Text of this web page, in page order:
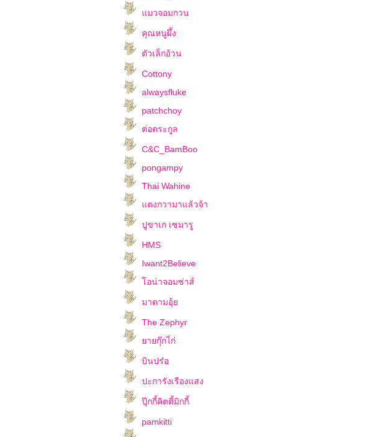
มวจอมกวน
คุณหนูผึ้ง
ตัวเล็กอ้วน
Cottony
alwaysfluke
patchchoy
ต่อตระกูล
C&C_BamBoo
pongampy
Thai Wahine
ตงกวามาแล้วจ้า
ปูขาเก เซมารู
HMS
Iwant2Believe
อน่าจอมซ่าส์
มาดามอุ้
The Zephyr
ายกุ๊กไ่ก่
บินปร๋อ
ปะการังเรืองแสง
ปุ๊กกี้คิตตี้มิกกี้
pamkitti